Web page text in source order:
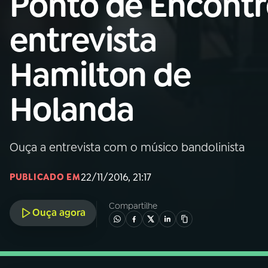
01 INÍCIO
02A RÁDIO
03PROGRAMAÇÃO
04 PROGRAMAS
entrevista
Hamilton de
Holanda
Ouça a entrevista com o músico bandolinista
PUBLICADO EM22/11/2016, 21:17
Ouça agora
Compartilhe